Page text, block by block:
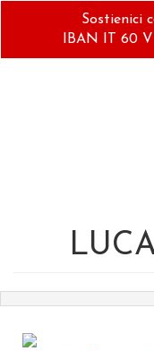
Sostienici
IBAN IT 60